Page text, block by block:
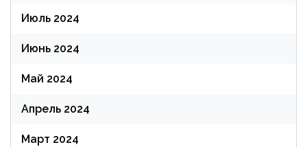
Июль 2024
Июнь 2024
Май 2024
Апрель 2024
Март 2024